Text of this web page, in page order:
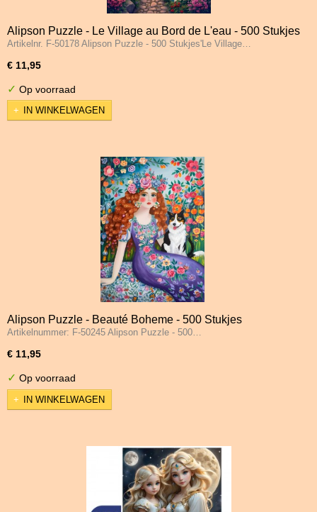
Alipson Puzzle - Le Village au Bord de L'eau - 500 Stukjes
Artikelnr. F-50178 Alipson Puzzle - 500 Stukjes'Le Village…
€ 11,95
✓ Op voorraad
IN WINKELWAGEN
Alipson Puzzle - Beauté Boheme - 500 Stukjes
Artikelnummer: F-50245 Alipson Puzzle - 500…
€ 11,95
✓ Op voorraad
IN WINKELWAGEN